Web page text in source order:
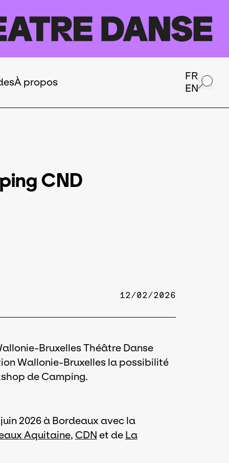
À propos
FR
EN
CND
12/02/2026
Bruxelles Théâtre Danse
Wallonie-Bruxelles la possibilité
de Camping.
2026 à Bordeaux avec la
Aquitaine, CDN et de La